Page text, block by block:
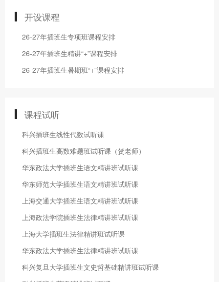
开设课程
26-27年插班生专项班课程安排
26-27年插班生精讲“+”课程安排
26-27年插班生暑期班“+”课程安排
课程试听
科兴插班生线性代数试听课
科兴插班生高数难题班试听课（贺老师）
华东政法大学插班生语文精讲班试听课
华东师范大学插班生语文精讲班试听课
上海交通大学插班生语文精讲班试听课
上海政法学院插班生法律精讲班试听课
上海大学插班生法律精讲班试听课
华东政法大学插班生法律精讲班试听课
科兴复旦大学插班生文史哲基础精讲班试听课